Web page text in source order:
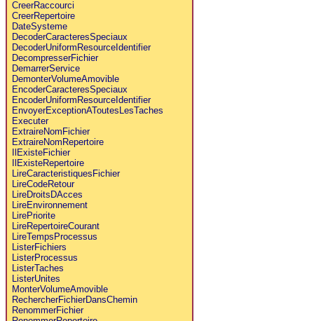
CreerRaccourci
CreerRepertoire
DateSysteme
DecoderCaracteresSpeciaux
DecoderUniformResourceIdentifier
DecompresserFichier
DemarrerService
DemonterVolumeAmovible
EncoderCaracteresSpeciaux
EncoderUniformResourceIdentifier
EnvoyerExceptionAToutesLesTaches
Executer
ExtraireNomFichier
ExtraireNomRepertoire
IlExisteFichier
IlExisteRepertoire
LireCaracteristiquesFichier
LireCodeRetour
LireDroitsDAcces
LireEnvironnement
LirePriorite
LireRepertoireCourant
LireTempsProcessus
ListerFichiers
ListerProcessus
ListerTaches
ListerUnites
MonterVolumeAmovible
RechercherFichierDansChemin
RenommerFichier